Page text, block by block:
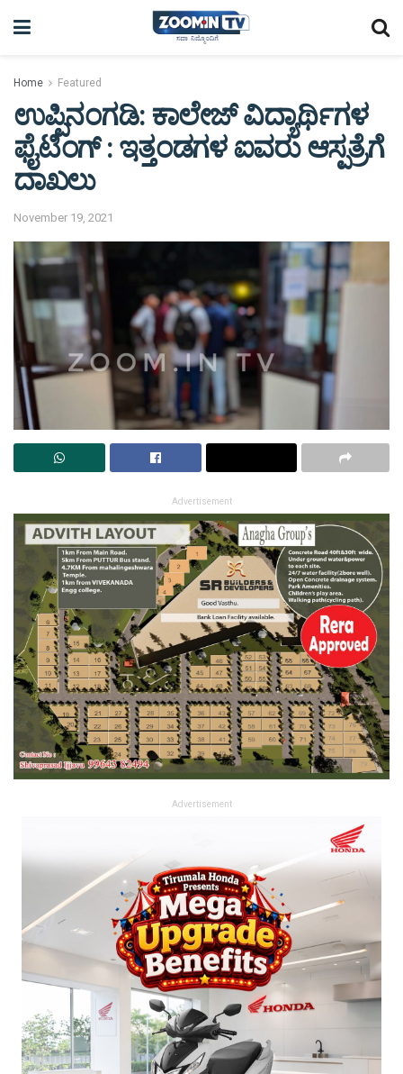
Home Featured
ಉಪ್ಪಿನಂಗಡಿ: ಕಾಲೇಜ್ ವಿದ್ಯಾರ್ಥಿಗಳ
ಫೈಟಿಂಗ್ : ಇತ್ತಂಡಗಳ ಐವರು ಆಸ್ಪತ್ರೆಗೆ
ದಾಖಲು
November 19, 2021
Advertisement
Advertisement